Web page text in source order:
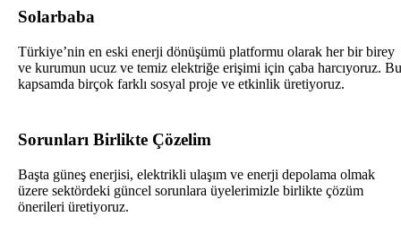
Solarbaba
Türkiye’nin en eski enerji dönüşümü platformu olarak her bir birey
ve kurumun ucuz ve temiz elektriğe erişimi için çaba harcıyoruz. Bu
kapsamda birçok farklı sosyal proje ve etkinlik üretiyoruz.
Sorunları Birlikte Çözelim
Başta güneş enerjisi, elektrikli ulaşım ve enerji depolama olmak
üzere sektördeki güncel sorunlara üyelerimizle birlikte çözüm
önerileri üretiyoruz.